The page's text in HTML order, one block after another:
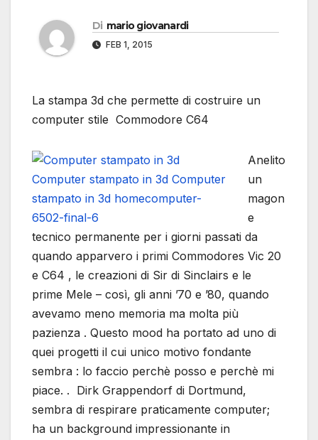
Di mario giovanardi
FEB 1, 2015
La stampa 3d che permette di costruire un
computer stile Commodore C64
Anelito
un
magon
e
tecnico permanente per i giorni passati da
quando apparvero i primi Commodores Vic 20
e C64 , le creazioni di Sir di Sinclairs e le
prime Mele – così, gli anni ’70 e ’80, quando
avevamo meno memoria ma molta più
pazienza . Questo mood ha portato ad uno di
quei progetti il cui unico motivo fondante
sembra : lo faccio perchè posso e perchè mi
piace. . Dirk Grappendorf di Dortmund,
sembra di respirare praticamente computer;
ha un background impressionante in